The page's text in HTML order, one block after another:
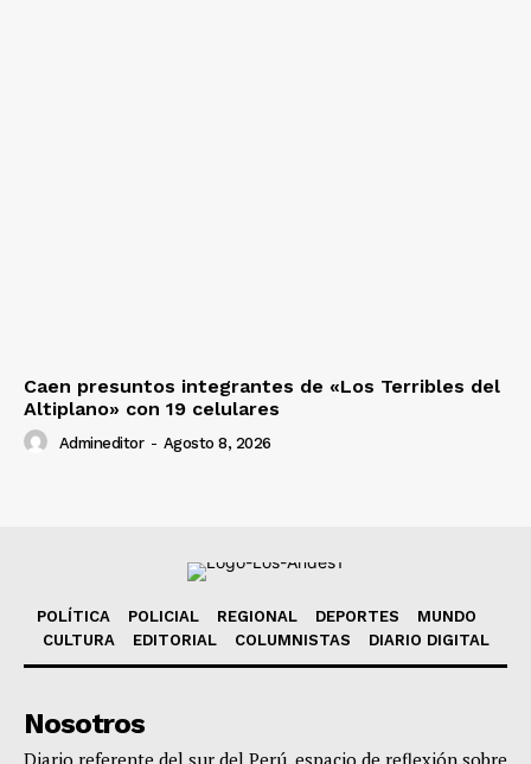
Caen presuntos integrantes de «Los Terribles del
Altiplano» con 19 celulares
Admineditor - Agosto 8, 2026
POLÍTICA POLICIAL REGIONAL DEPORTES
MUNDO
CULTURA
EDITORIAL COLUMNISTAS DIARIO DIGITAL
Nosotros
Diario referente del sur del Perú, espacio de reflexión sobre